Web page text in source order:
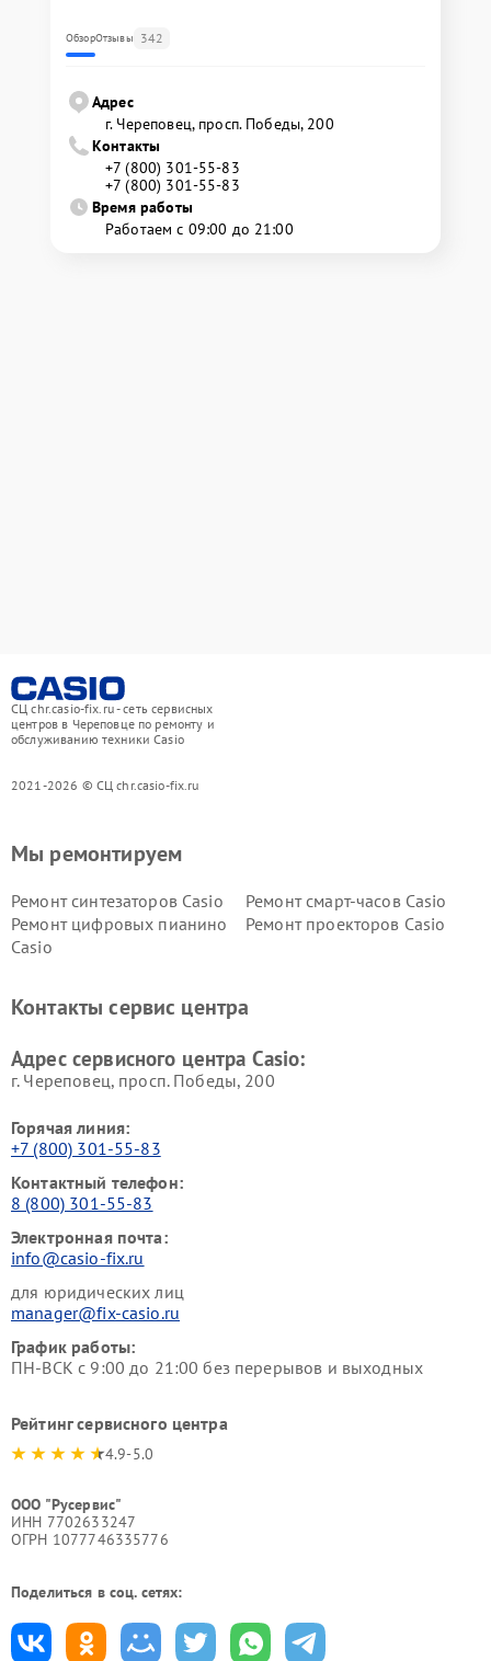
ОбзорОтзывы 342
Адрес
г. Череповец, просп. Победы, 200
Контакты
+7 (800) 301-55-83
+7 (800) 301-55-83
Время работы
Работаем с 09:00 до 21:00
СЦ chr.casio-fix.ru - сеть сервисных
центров в Череповце по ремонту и
обслуживанию техники Casio
2021-2026 © СЦ chr.casio-fix.ru
Мы ремонтируем
Ремонт синтезаторов Casio
Ремонт смарт-часов Casio
Ремонт цифровых пианино
Casio
Ремонт проекторов Casio
Контакты сервис центра
Адрес сервисного центра Casio:
г. Череповец, просп. Победы, 200
Горячая линия:
+7 (800) 301-55-83
Контактный телефон:
8 (800) 301-55-83
Электронная почта:
info@casio-fix.ru
для юридических лиц
manager@fix-casio.ru
График работы:
ПН-ВСК с 9:00 до 21:00 без перерывов и выходных
Рейтинг сервисного центра
4.9-5.0
ООО "Русервис"
ИНН 7702633247
ОГРН 1077746335776
Поделиться в соц. сетях: